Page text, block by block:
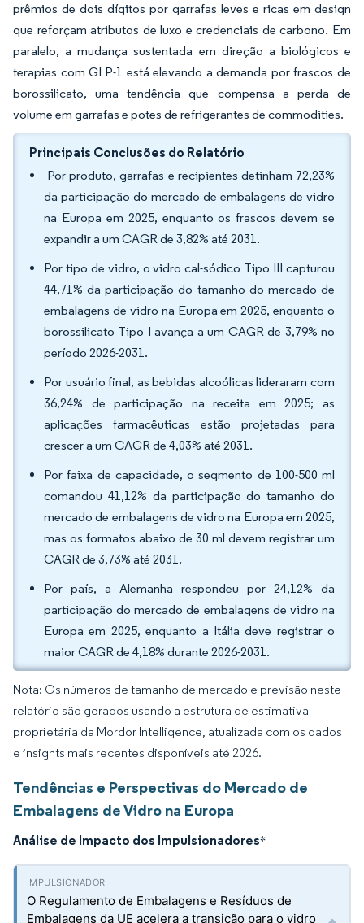
prêmios de dois dígitos por garrafas leves e ricas em design
que reforçam atributos de luxo e credenciais de carbono. Em
paralelo, a mudança sustentada em direção a biológicos e
terapias com GLP-1 está elevando a demanda por frascos de
borossilicato, uma tendência que compensa a perda de
volume em garrafas e potes de refrigerantes de commodities.
Principais Conclusões do Relatório
Por produto, garrafas e recipientes detinham 72,23%
da participação do mercado de embalagens de vidro
na Europa em 2025, enquanto os frascos devem se
expandir a um CAGR de 3,82% até 2031.
Por tipo de vidro, o vidro cal-sódico Tipo III capturou
44,71% da participação do tamanho do mercado de
embalagens de vidro na Europa em 2025, enquanto o
borossilicato Tipo I avança a um CAGR de 3,79% no
período 2026-2031.
Por usuário final, as bebidas alcoólicas lideraram com
36,24% de participação na receita em 2025; as
aplicações farmacêuticas estão projetadas para
crescer a um CAGR de 4,03% até 2031.
Por faixa de capacidade, o segmento de 100-500 ml
comandou 41,12% da participação do tamanho do
mercado de embalagens de vidro na Europa em 2025,
mas os formatos abaixo de 30 ml devem registrar um
CAGR de 3,73% até 2031.
Por país, a Alemanha respondeu por 24,12% da
participação do mercado de embalagens de vidro na
Europa em 2025, enquanto a Itália deve registrar o
maior CAGR de 4,18% durante 2026-2031.
Nota: Os números de tamanho de mercado e previsão neste
relatório são gerados usando a estrutura de estimativa
proprietária da Mordor Intelligence, atualizada com os dados
e insights mais recentes disponíveis até 2026.
Tendências e Perspectivas do Mercado de
Embalagens de Vidro na Europa
Análise de Impacto dos Impulsionadores*
O Regulamento de Embalagens e Resíduos de
Embalagens da UE acelera a transição para o vidro